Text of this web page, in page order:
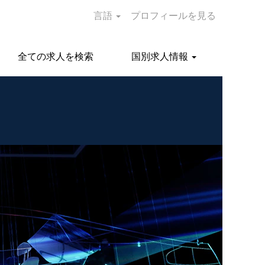
言語 プロフィールを見る
全ての求人を検索 国別求人情報